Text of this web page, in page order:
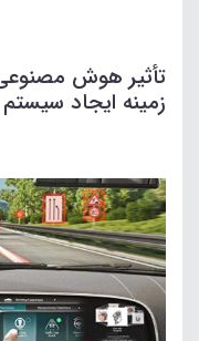
تأثیر هوش
زمینه ایجاد